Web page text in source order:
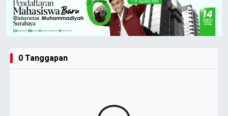
0 Tanggapan